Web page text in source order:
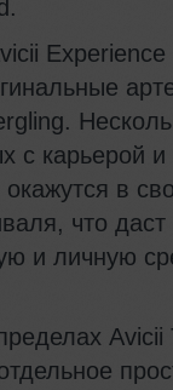
с карьерой и
в
что
и личную
Avicii